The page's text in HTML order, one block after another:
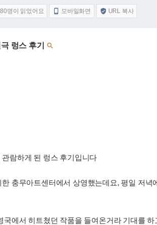
명이 읽었어요  모바일화면  URL 복사
렁스 후기 
람하게 된 렁스 후기입니다
충무아트센터에서 상영했는데요, 평일 저
국에서 히트쳤던 작품을 들여온거라 기대를 하